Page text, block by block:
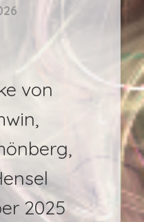
von
2025